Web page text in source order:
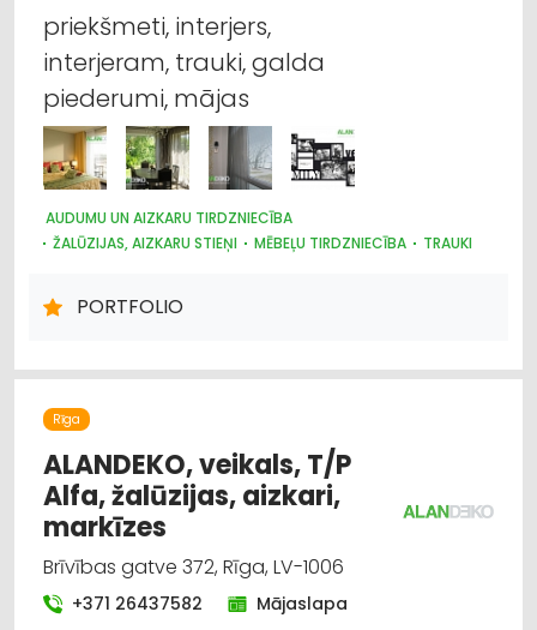
priekšmeti, interjers,
interjeram, trauki, galda
piederumi, mājas
AUDUMU UN AIZKARU TIRDZNIECĪBA
ŽALŪZIJAS, AIZKARU STIEŅI
MĒBEĻU TIRDZNIECĪBA
TRAUKI
DIZAINS UN INTERJERS; PRIEKŠMETI UN PAKALPOJUMI
APGAISMES TEHNIKAS TIRDZNIECĪBA
PORTFOLIO
Rīga
ALANDEKO, veikals, T/P
Alfa, žalūzijas, aizkari,
markīzes
Brīvības gatve 372, Rīga, LV-1006
+371 26437582 Mājaslapa